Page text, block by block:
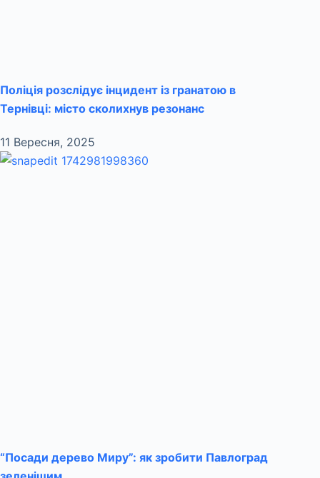
Поліція розслідує інцидент із гранатою в
Тернівці: місто сколихнув резонанс
11 Вересня, 2025
“Посади дерево Миру”: як зробити Павлоград